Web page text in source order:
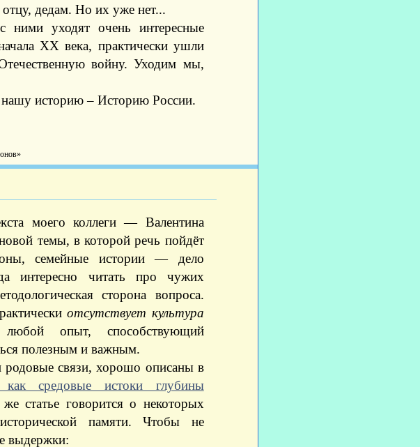
дедам. Но их уже нет...
ними уходят очень интересные
XX века, практически ушли
войну. Уходим мы,
нашу историю – Историю России.
моего коллеги — Валентина
темы, в которой речь пойдёт
семейные истории — дело
интересно читать про чужих
сторона вопроса.
отсутствует культура
опыт, способствующий
полезным и важным.
связи, хорошо описаны в
средовые истоки глубины
статье говорится о некоторых
памяти. Чтобы не
выдержки: